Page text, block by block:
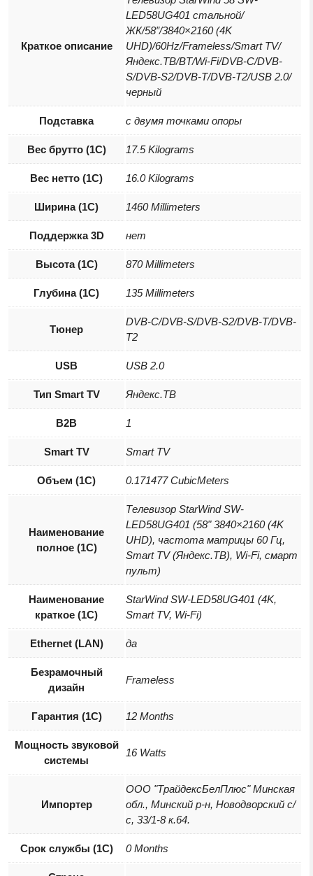
Краткое описание
LED58UG401 стальной/
ЖК/58″/3840×2160 (4K
UHD)/60Hz/Frameless/Smart TV/
Яндекс.ТВ/BT/Wi-Fi/DVB-C/DVB-
S/DVB-S2/DVB-T/DVB-T2/USB 2.0/
черный
Подставка с двумя точками опоры
Вес брутто (1С) 17.5 Kilograms
Вес нетто (1С) 16.0 Kilograms
Ширина (1С) 1460 Millimeters
Поддержка 3D нет
Высота (1С) 870 Millimeters
Глубина (1С) 135 Millimeters
Тюнер
DVB-C/DVB-S/DVB-S2/DVB-T/DVB-
T2
USB USB 2.0
Тип Smart TV Яндекс.ТВ
B2B 1
Smart TV Smart TV
Объем (1С) 0.171477 CubicMeters
Наименование
полное (1С)
Телевизор StarWind SW-
LED58UG401 (58" 3840×2160 (4K
UHD), частота матрицы 60 Гц,
Smart TV (Яндекс.ТВ), Wi-Fi, смарт
пульт)
Наименование
краткое (1C)
StarWind SW-LED58UG401 (4K,
Smart TV, Wi-Fi)
Ethernet (LAN) да
Безрамочный
дизайн
Frameless
Гарантия (1С) 12 Months
Мощность звуковой
системы
16 Watts
Импортер
ООО "ТрайдексБелПлюс" Минская
обл., Минский р-н, Новодворский с/
с, 33/1-8 к.64.
Срок службы (1С) 0 Months